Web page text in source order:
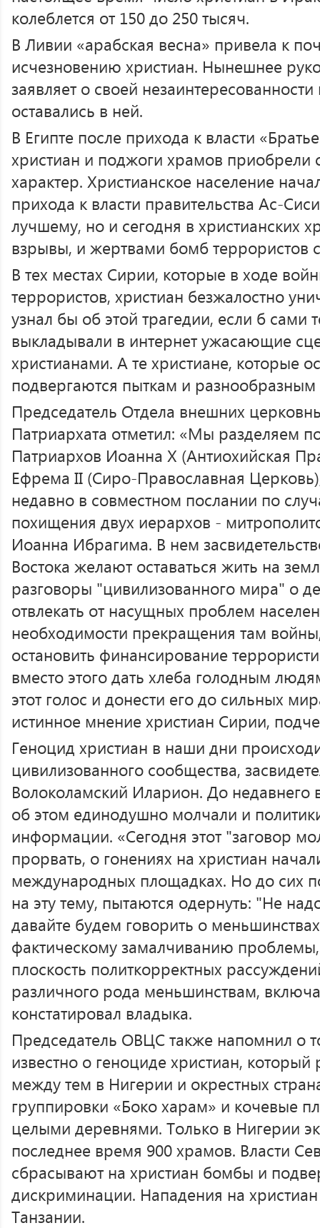
колеблется от 150 до 250 тысяч.
В Ливии «арабская весна» привела к
исчезновению христиан. Нынешнее
заявляет о своей
оставались в ней.
В Египте после прихода к власти
христиан и поджоги храмов приобрели
характер. Христианское население
прихода к власти правительства Ас-
лучшему, но и сегодня в христианских
взрывы, и жертвами бомб террористов
В тех местах Сирии, которые в ходе
террористов, христиан безжалостно
узнал бы об этой трагедии, если б сами
выкладывали в интернет ужасающие
христианами. А те христиане, которые
подвергаются пыткам и
Председатель Отдела внешних
Патриархата отметил: «Мы разделяем
Патриархов Иоанна X (Антиохийская
Ефрема II (Сиро-Православная
недавно в совместном послании по
похищения двух иерархов -
Иоанна Ибрагима. В нем
Востока желают оставаться жить на
разговоры "цивилизованного мира" о
отвлекать от насущных проблем
необходимости прекращения там
остановить финансирование
вместо этого дать хлеба голодным
этот голос и донести его до сильных
истинное мнение христиан Сирии,
Геноцид христиан в наши дни
цивилизованного сообщества,
Волоколамский Иларион. До
об этом единодушно молчали и
информации. «Сегодня этот "заговор
прорвать, о гонениях на христиан
международных площадках. Но до сих
на эту тему, пытаются одернуть: "Не
давайте будем говорить о
фактическому замалчиванию
плоскость политкорректных
различного рода меньшинствам,
констатировал владыка.
Председатель ОВЦС также напомнил о
известно о геноциде христиан,
между тем в Нигерии и окрестных
группировки «Боко харам» и кочевые
целыми деревнями. Только в Нигерии
последнее время 900 храмов. Власти
сбрасывают на христиан бомбы и
дискриминации. Нападения на
Танзании.